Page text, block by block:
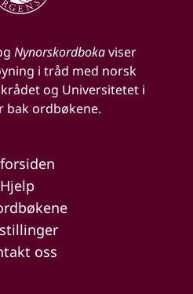
Nynorskordbokaviser
i tråd med norsk
og Universitetet i
bak ordbøkene.
Hjelp
oss